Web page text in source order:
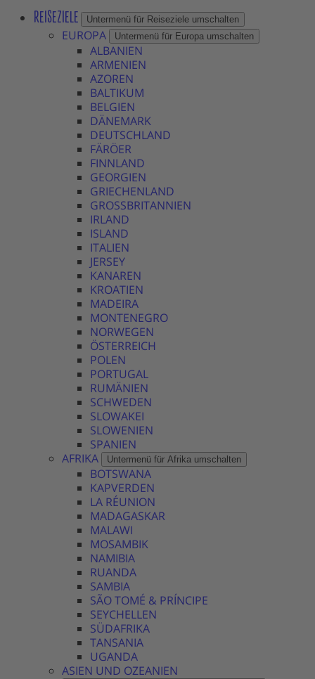
REISEZIELE Untermenü für Reiseziele umschalten
EUROPA Untermenü für Europa umschalten
ALBANIEN
ARMENIEN
AZOREN
BALTIKUM
BELGIEN
DÄNEMARK
DEUTSCHLAND
FÄRÖER
FINNLAND
GEORGIEN
GRIECHENLAND
GROSSBRITANNIEN
IRLAND
ISLAND
ITALIEN
JERSEY
KANAREN
KROATIEN
MADEIRA
MONTENEGRO
NORWEGEN
ÖSTERREICH
POLEN
PORTUGAL
RUMÄNIEN
SCHWEDEN
SLOWAKEI
SLOWENIEN
SPANIEN
AFRIKA
Untermenü für Afrika umschalten
BOTSWANA
KAPVERDEN
LA RÉUNION
MADAGASKAR
MALAWI
MOSAMBIK
NAMIBIA
RUANDA
SAMBIA
SÃO TOMÉ & PRÍNCIPE
SEYCHELLEN
SÜDAFRIKA
TANSANIA
UGANDA
ASIEN UND OZEANIEN